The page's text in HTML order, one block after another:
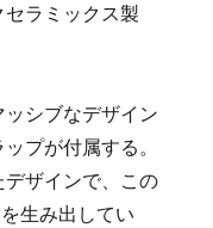
ラミックス製
シブなデザイン
プが付属する。
ザインで、この
生み出してい